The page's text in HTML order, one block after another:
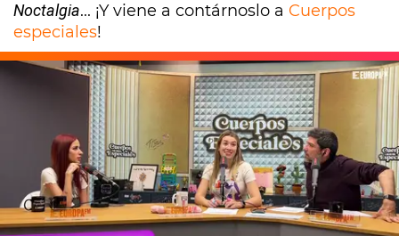
Noctalgia... ¡Y viene a contárnoslo a Cuerpos
especiales!